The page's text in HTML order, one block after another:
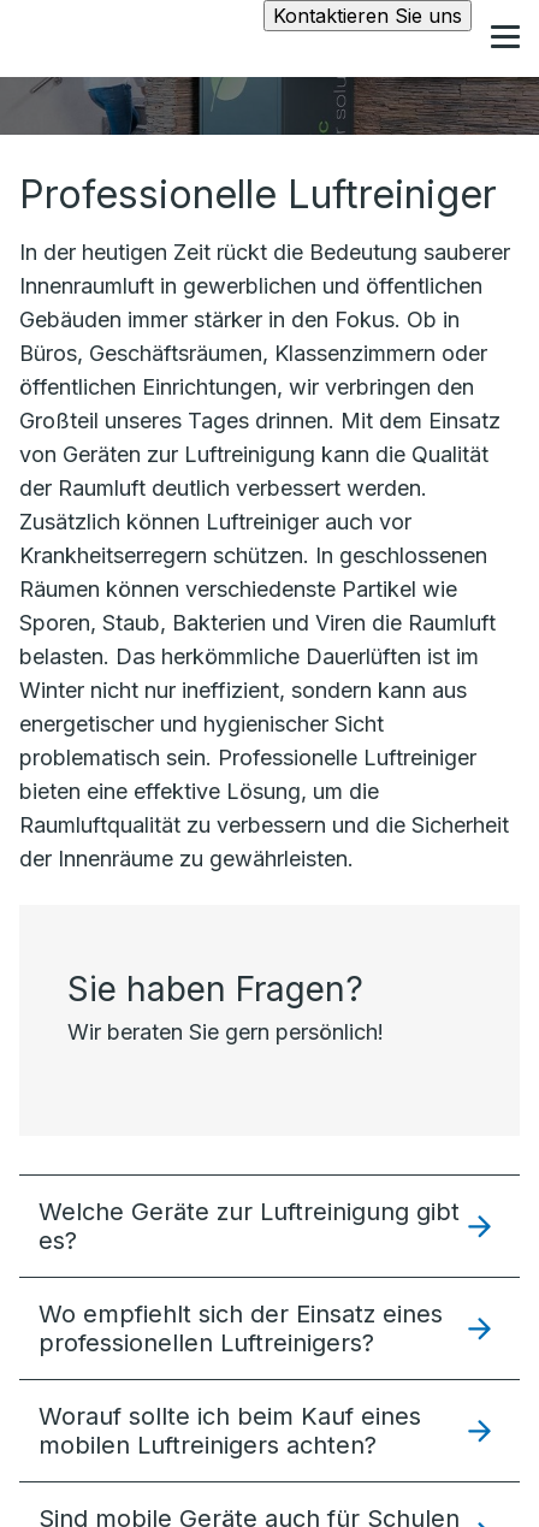
Kontaktieren Sie uns
Professionelle Luftreiniger
In der heutigen Zeit rückt die Bedeutung sauberer
Innenraumluft in gewerblichen und öffentlichen
Gebäuden immer stärker in den Fokus. Ob in
Büros, Geschäftsräumen, Klassenzimmern oder
öffentlichen Einrichtungen, wir verbringen den
Großteil unseres Tages drinnen. Mit dem Einsatz
von Geräten zur Luftreinigung kann die Qualität
der Raumluft deutlich verbessert werden.
Zusätzlich können Luftreiniger auch vor
Krankheitserregern schützen. In geschlossenen
Räumen können verschiedenste Partikel wie
Sporen, Staub, Bakterien und Viren die Raumluft
belasten. Das herkömmliche Dauerlüften ist im
Winter nicht nur ineffizient, sondern kann aus
energetischer und hygienischer Sicht
problematisch sein. Professionelle Luftreiniger
bieten eine effektive Lösung, um die
Raumluftqualität zu verbessern und die Sicherheit
der Innenräume zu gewährleisten.
Sie haben Fragen?
Wir beraten Sie gern persönlich!
Welche Geräte zur Luftreinigung gibt
es?
Wo empfiehlt sich der Einsatz eines
professionellen Luftreinigers?
Worauf sollte ich beim Kauf eines
mobilen Luftreinigers achten?
Sind mobile Geräte auch für Schulen